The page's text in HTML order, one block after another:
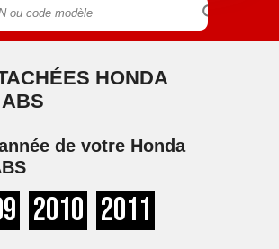

HONDA
de votre Honda
2010 2011